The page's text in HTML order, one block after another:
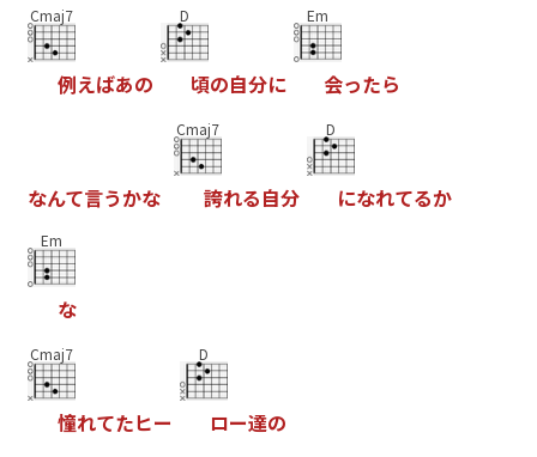
Cmaj7
例えばあの
D
頃の自分に
Em
会ったら
なんて言うかな
Cmaj7
誇れる自分
D
になれてるか
Em
な
Cmaj7
憧れてたヒー
D
ロー達の